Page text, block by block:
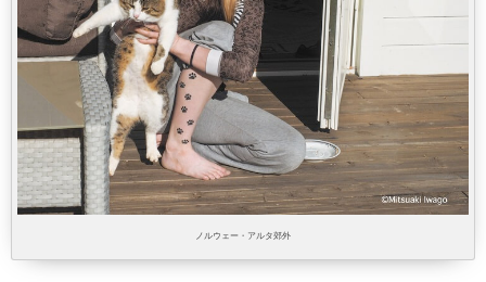
ノルウェー・アルタ郊外